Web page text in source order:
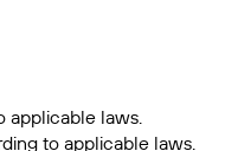
applicable laws.
to applicable laws.